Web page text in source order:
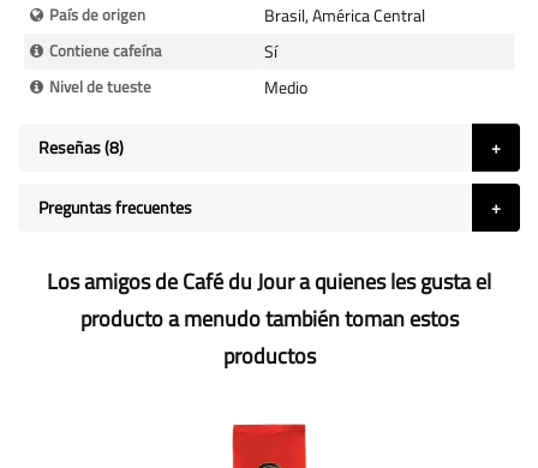
País de origen Brasil, América Central
Contiene cafeína Sí
Nivel de tueste Medio
Reseñas 8
Preguntas frecuentes
Los amigos de Café du Jour a quienes les gusta el
producto a menudo también toman estos
productos